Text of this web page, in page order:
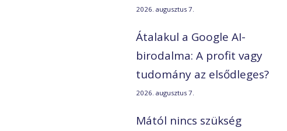
2026. augusztus 7.
Átalakul a Google AI-
birodalma: A profit vagy
tudomány az elsődleges?
2026. augusztus 7.
Mától nincs szükség